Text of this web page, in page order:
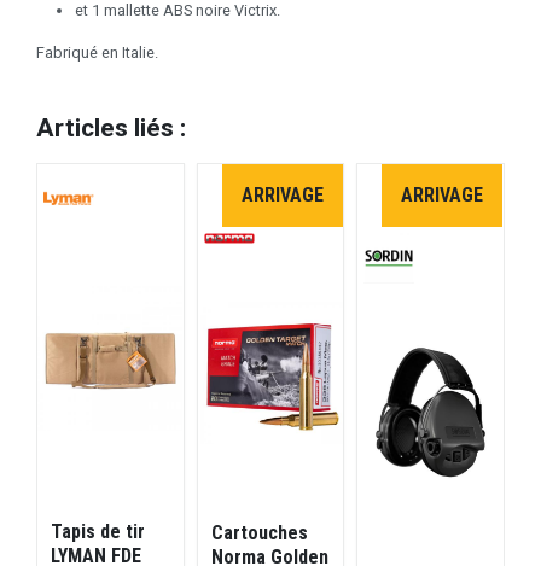
et 1 mallette ABS noire Victrix.
Fabriqué en Italie.
Articles liés :
Tapis de tir
LYMAN FDE
ARRIVAGE
Cartouches
Norma Golden
ARRIVAGE